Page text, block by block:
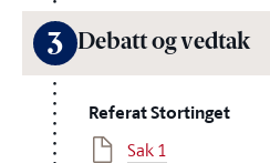
3 Debatt og vedtak
Referat Stortinget
Sak 1